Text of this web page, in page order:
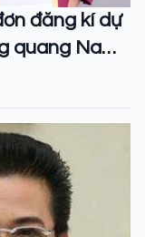
đăng kí dự
quang Nam